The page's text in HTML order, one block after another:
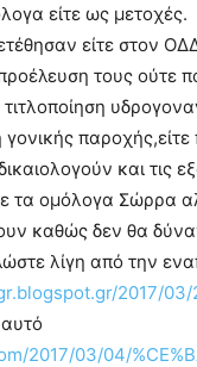
είτε ως μετοχές.
είτε στον
τους ούτε
και τις
ομόλογα Σώρρα
καθώς δεν θα
λίγη από την
2017/
03/04/